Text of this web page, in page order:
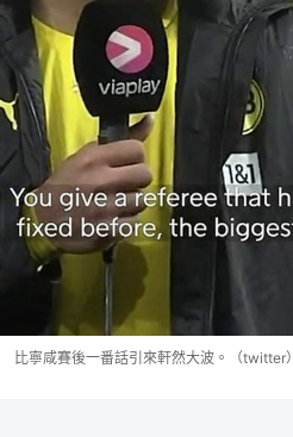
比寧咸賽後一番話引來軒然大波。（twitter）